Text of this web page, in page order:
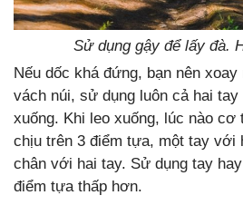
Sử dụng gậy để lấy đà.
Nếu dốc khá đứng, bạn nên
vách núi, sử dụng luôn cả hai
xuống. Khi leo xuống, lúc nào cơ
chịu trên 3 điểm tựa, một tay với
chân với hai tay. Sử dụng tay
điểm tựa thấp hơn.